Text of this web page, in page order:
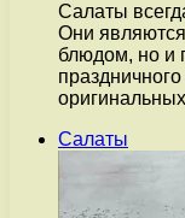
Салаты
Они
блюдом, но и
Салаты